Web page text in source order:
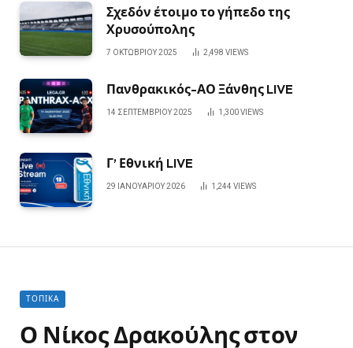
Σχεδόν έτοιμο το γήπεδο της
Χρυσούπολης
7 ΟΚΤΩΒΡΊΟΥ 2025 2,498 VIEWS
Πανθρακικός-ΑΟ Ξάνθης LIVE
14 ΣΕΠΤΕΜΒΡΊΟΥ 2025 1,300VIEWS
Γ’ Εθνική LIVE
29 ΙΑΝΟΥΑΡΊΟΥ 2026 1,244 VIEWS
ΤΟΠΙΚΆ
Ο Νίκος Δρακούλης στον